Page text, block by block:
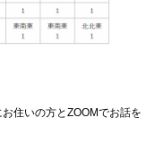
住いの方とZOOMでお話を